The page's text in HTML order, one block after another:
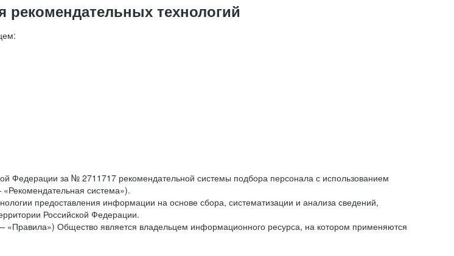
рекомендательных технологий
Федерации за № 2711717 рекомендательной системы подбора персонала с использованием
система»).
предоставления информации на основе сбора, систематизации и анализа сведений,
Российской Федерации.
Общество является владельцем информационного ресурса, на котором применяются